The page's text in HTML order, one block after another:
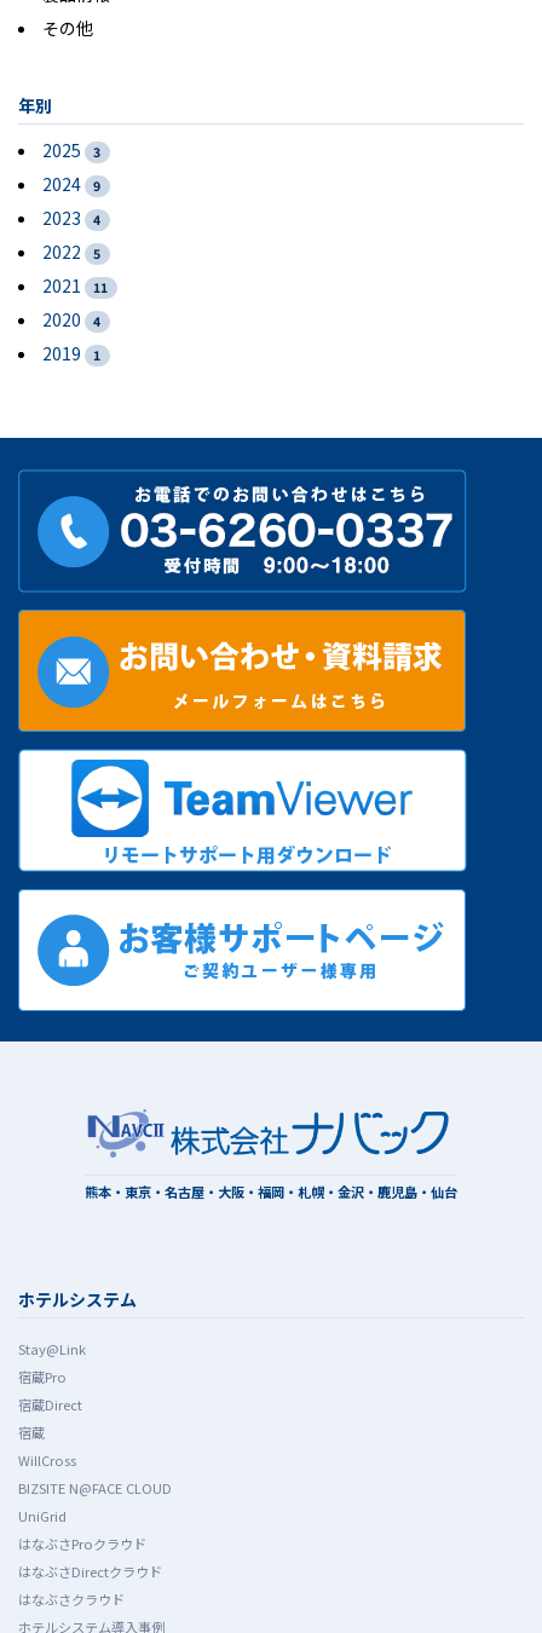
その他
年別
2025
3
2024 9
2023 4
2022 5
2021 11
2020 4
2019 1
熊本・東京・名古屋・大阪・福岡・札幌・金沢・鹿児島・仙台
ホテルシステム
Stay@Link
宿蔵Pro
宿蔵Direct
宿蔵
WillCross
BIZSITE N@FACE CLOUD
UniGrid
はなぶさProクラウド
はなぶさDirectクラウド
はなぶさクラウド
ホテルシステム導入事例